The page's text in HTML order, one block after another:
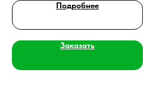
Подробнее
Заказать